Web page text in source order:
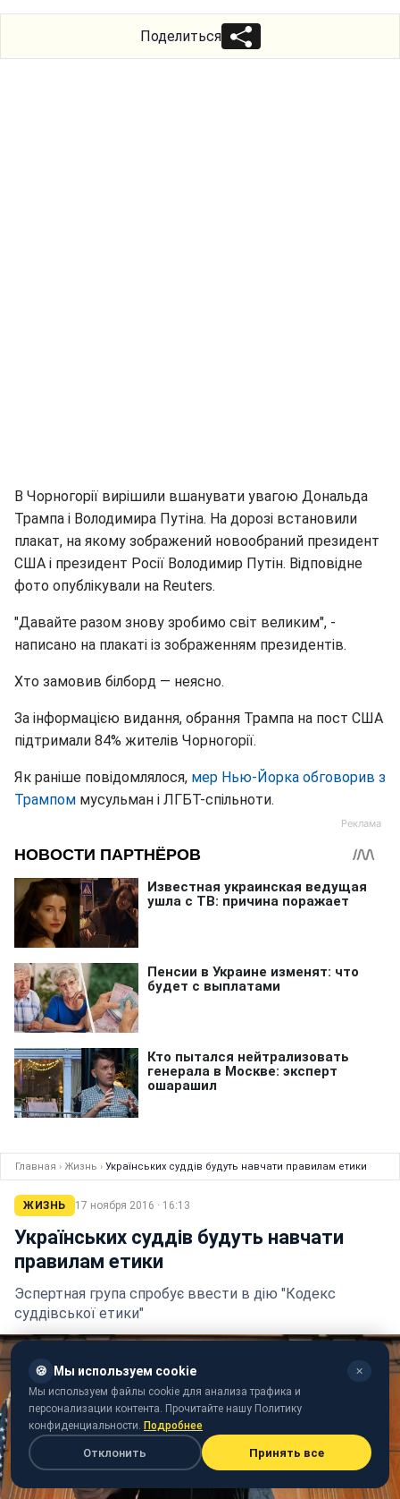
Поделиться
В Чорногорії вирішили вшанувати увагою Дональда
Трампа і Володимира Путіна. На дорозі встановили
плакат, на якому зображений новообраний президент
США і президент Росії Володимир Путін. Відповідне
фото опублікували на Reuters.
"Давайте разом знову зробимо світ великим", -
написано на плакаті із зображенням президентів.
Хто замовив білборд — неясно.
За інформацією видання, обрання Трампа на пост США
підтримали 84% жителів Чорногорії.
Як раніше повідомлялося, мер Нью-Йорка обговорив з
Трампом мусульман і ЛГБТ-спільноти.
Главная › Жизнь › Українських суддів будуть навчати правилам етики
ЖИЗНЬ 17 ноября 2016 · 16:13
Українських суддів будуть навчати
правилам етики
Эспертная група спробує ввести в дію "Кодекс
суддівської етики"
🍪 Мы используем cookie ✕
Мы используем файлы cookie для анализа трафика и
персонализации контента. Прочитайте нашу Политику
конфиденциальности. Подробнее
Отклонить Принять все